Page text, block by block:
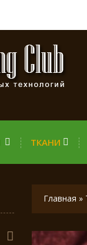
ТКАНИ
Главная »